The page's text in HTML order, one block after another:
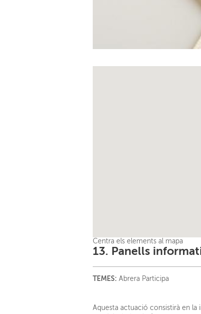
Centra els elements al mapa
13. Panells
TEMES: Abrera Participa
Aquesta actuació consistirà en la i